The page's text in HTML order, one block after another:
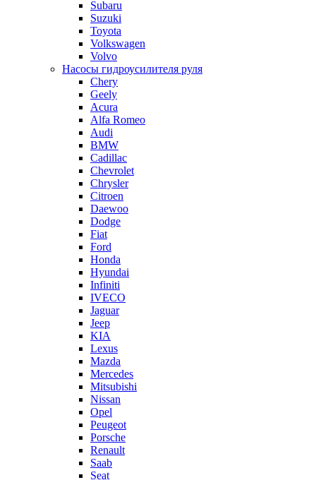
Subaru
Suzuki
Toyota
Volkswagen
Volvo
Насосы гидроусилителя руля
Chery
Geely
Acura
Alfa Romeo
Audi
BMW
Cadillac
Chevrolet
Chrysler
Citroen
Daewoo
Dodge
Fiat
Ford
Honda
Hyundai
Infiniti
IVECO
Jaguar
Jeep
KIA
Lexus
Mazda
Mercedes
Mitsubishi
Nissan
Opel
Peugeot
Porsche
Renault
Saab
Seat